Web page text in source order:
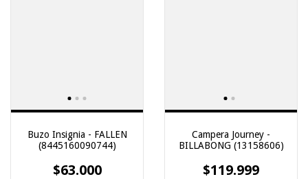
Buzo Insignia - FALLEN
(8445160090744)
$63.000
Campera Journey -
BILLABONG (13158606)
$119.999